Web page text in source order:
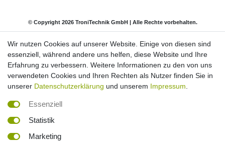
© Copyright 2026 TroniTechnik GmbH | Alle Rechte vorbehalten.
Impressum Daten­schutz­erklärung AGB
Barrierefreiheitserklärung Widerrufs­recht
Wir nutzen Cookies auf unserer Website. Einige von diesen sind
essenziell, während andere uns helfen, diese Website und Ihre
Erfahrung zu verbessern. Weitere Informationen zu den von uns
verwendeten Cookies und Ihren Rechten als Nutzer finden Sie in
unserer Datenschutzerklärung und unserem Impressum
Essenziell
Statistik
Marketing